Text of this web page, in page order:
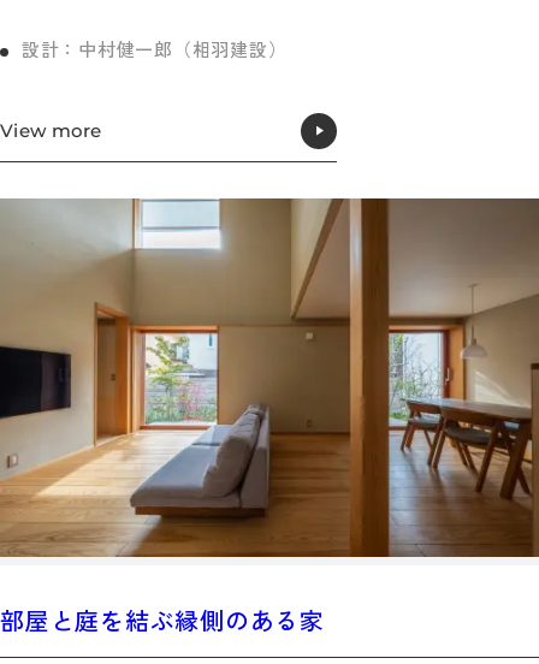
設計：中村健一郎（相羽建設）
View more
部屋と庭を結ぶ縁側のある家